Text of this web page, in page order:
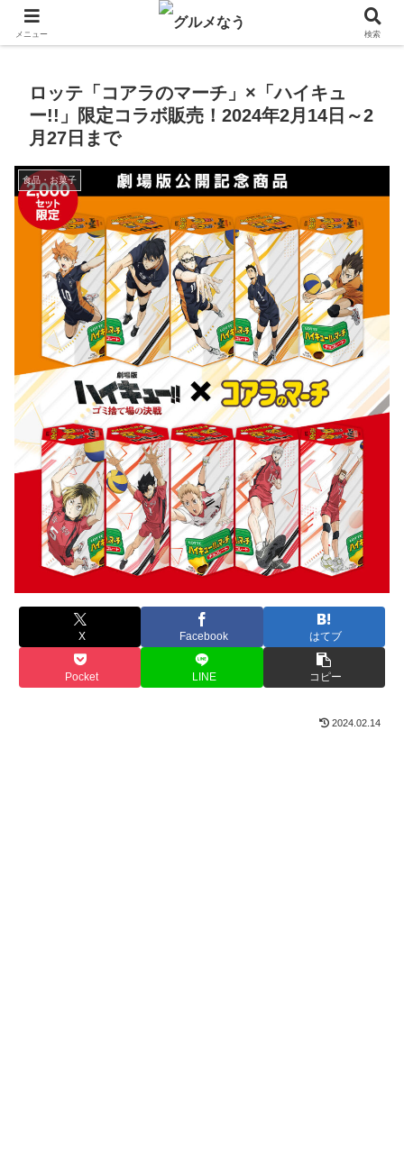
飲食店キャンペーン・食品飲料お菓子新発売のグルメニュース。
ロッテ「コアラのマーチ」×「ハイキュ
ー!!」限定コラボ販売！2024年2月14日～2
月27日まで
食品・お菓子
X Facebook はてブ
Pocket LINE コピー
2024.02.14
メニュー 検索